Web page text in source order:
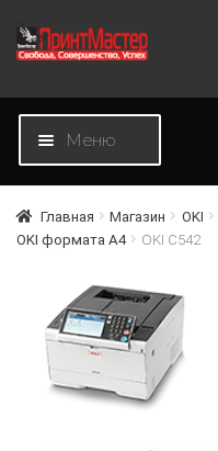
Перейти
навигации
Перейти
содержимому
Меню
Новости
О компании
Главная Магазин OKI
OKI формата А4
OKI C542